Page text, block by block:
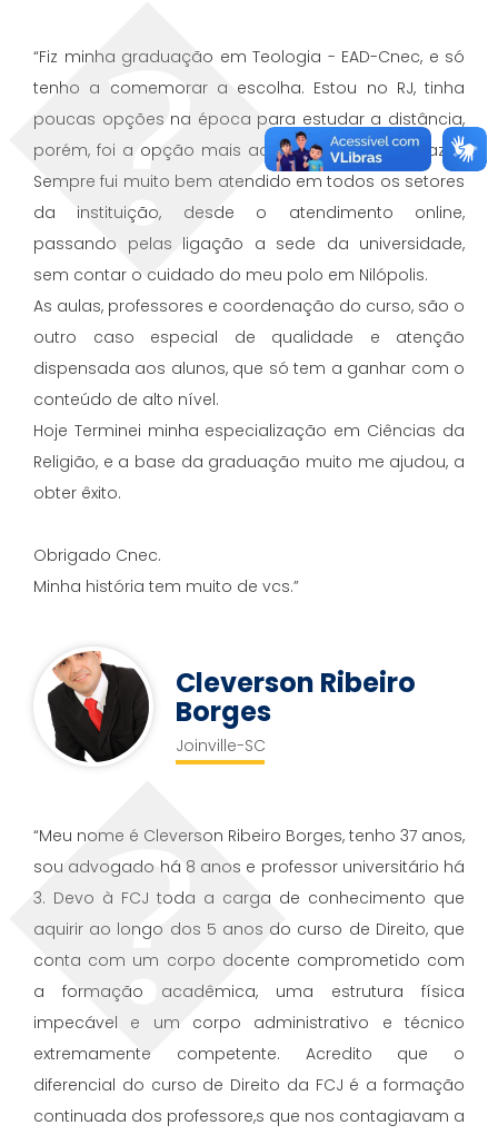
“Fiz minha graduação em Teologia - EAD-Cnec, e só
tenho a comemorar a escolha. Estou no RJ, tinha
poucas opções na época para estudar a distância,
porém, foi a opção mais acertada que podia fazer.
Sempre fui muito bem atendido em todos os setores
da instituição, desde o atendimento online,
passando pelas ligação a sede da universidade,
sem contar o cuidado do meu polo em Nilópolis.
As aulas, professores e coordenação do curso, são o
outro caso especial de qualidade e atenção
dispensada aos alunos, que só tem a ganhar com o
conteúdo de alto nível.
Hoje Terminei minha especialização em Ciências da
Religião, e a base da graduação muito me ajudou, a
obter êxito.
Obrigado Cnec.
Minha história tem muito de vcs.”
Cleverson Ribeiro
Borges
Joinville-SC
“Meu nome é Cleverson Ribeiro Borges, tenho 37 anos,
sou advogado há 8 anos e professor universitário há
3. Devo à FCJ toda a carga de conhecimento que
aquirir ao longo dos 5 anos do curso de Direito, que
conta com um corpo docente comprometido com
a formação acadêmica, uma estrutura física
impecável e um corpo administrativo e técnico
extremamente competente. Acredito que o
diferencial do curso de Direito da FCJ é a formação
continuada dos professore,s que nos contagiavam a